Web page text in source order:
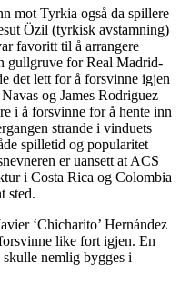
mot Tyrkia også da spillere
Özil (tyrkisk avstamning)
favoritt til å arrangere
gullgruve for Real Madrid-
det lett for å forsvinne igjen
og James Rodriguez
i å forsvinne for å hente inn
strande i vinduets
spilletid og popularitet
er uansett at ACS
i Costa Rica og Colombia
sted.
‘Chicharito’ Hernández
like fort igjen. En
nemlig bygges i